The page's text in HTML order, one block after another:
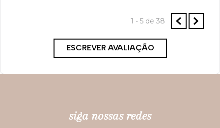
1 - 5 de 38
ESCREVER AVALIAÇÃO
siga nossas redes